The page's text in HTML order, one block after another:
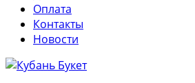
Оплата
Контакты
Новости